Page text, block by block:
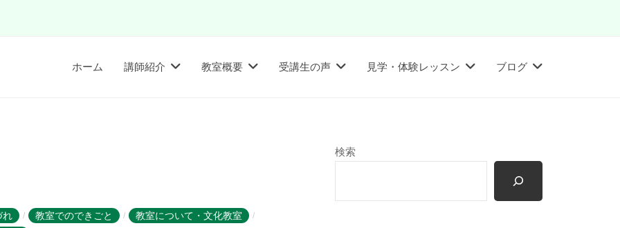
ホーム 講師紹介 教室概要 受講生の声 見学・体験レッスン ブログ
れ / 教室でのできごと / 教室について・文化教室 /
検索